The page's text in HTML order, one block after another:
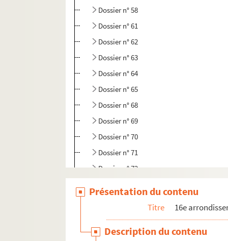
Dossier n° 58
Dossier n° 61
Dossier n° 62
Dossier n° 63
Dossier n° 64
Dossier n° 65
Dossier n° 68
Dossier n° 69
Dossier n° 70
Dossier n° 71
Dossier n° 72
Photographies sans n° de dossier
Présentation du contenu
Titre 16e
Description du contenu